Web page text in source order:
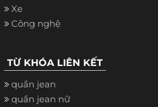
Xe
Công nghệ
TỪ KHÓA LIÊN KẾT
quần jean
quần jean nữ